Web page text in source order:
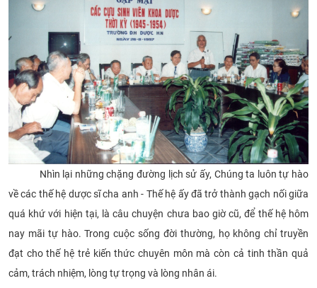
Nhìn lại những chặng đường lịch sử ấy, Chúng ta luôn tự hào
về các thế hệ dược sĩ cha anh - Thế hệ ấy đã trở thành gạch nối giữa
quá khứ với hiện tại, là câu chuyện chưa bao giờ cũ, để thế hệ hôm
nay mãi tự hào. Trong cuộc sống đời thường, họ không chỉ truyền
đạt cho thế hệ trẻ kiến thức chuyên môn mà còn cả tinh thần quả
cảm, trách nhiệm, lòng tự trọng và lòng nhân ái.